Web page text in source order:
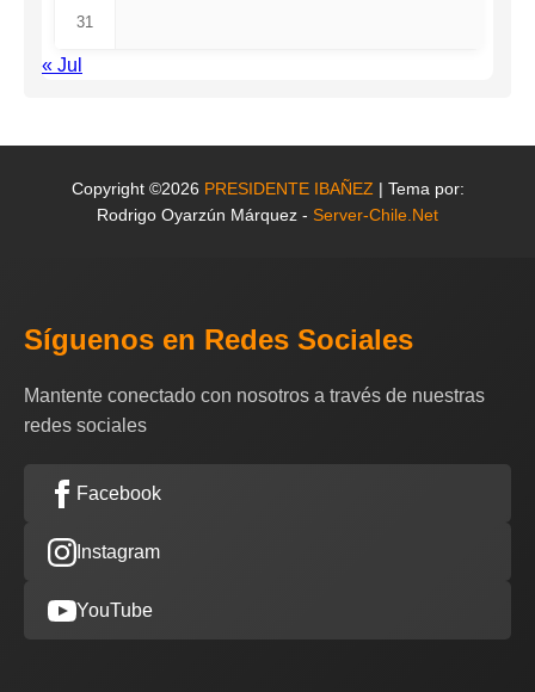
31
« Jul
Copyright ©2026 PRESIDENTE IBAÑEZ | Tema por:
Rodrigo Oyarzún Márquez - Server-Chile.Net
Síguenos en Redes Sociales
Mantente conectado con nosotros a través de nuestras
redes sociales
Facebook
Instagram
YouTube